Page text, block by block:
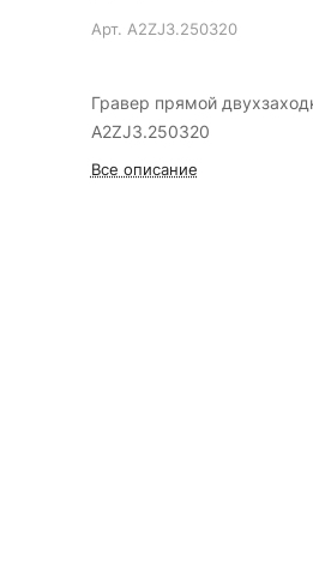
Арт. A2ZJ3.250320
Гравер прямой
A2ZJ3.250320
Все описание